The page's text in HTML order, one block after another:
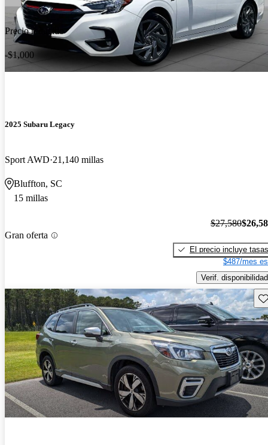
Precio reducido
-$1,000
2025 Subaru Legacy
Sport AWD 21,140 millas
Bluffton, SC
15 millas
Gran oferta
$27,580
El precio incluye tasas
$487/mes
Verif. disponibilidad